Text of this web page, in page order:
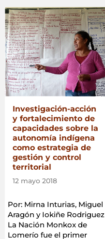
la
Isla
Caylin,
en
Chile,
crea
su
ECMPO:
Espacio
Costero
Marino
de
Pueblo
Originarios»
Investigación-acción
y fortalecimiento de
capacidades sobre la
autonomía indígena
como estrategia de
gestión y control
territorial
12 mayo 2018
Por: Mirna Inturias, Miguel
Aragón y Iokiñe Rodriguez
La Nación Monkox de
Lomerío fue el primer